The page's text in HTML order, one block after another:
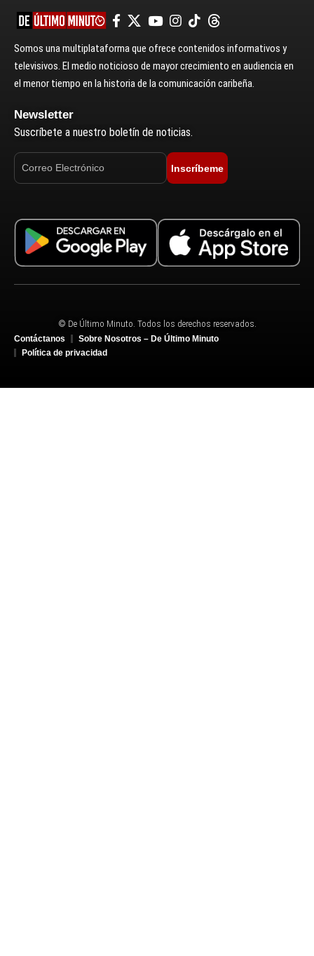
Somos una multiplataforma que ofrece contenidos informativos y
televisivos. El medio noticioso de mayor crecimiento en audiencia en
el menor tiempo en la historia de la comunicación caribeña.
Newsletter
Suscríbete a nuestro boletín de noticias.
Inscríbeme
© De Último Minuto. Todos los derechos reservados.
Contáctanos
Sobre Nosotros – De Último Minuto
Política de privacidad